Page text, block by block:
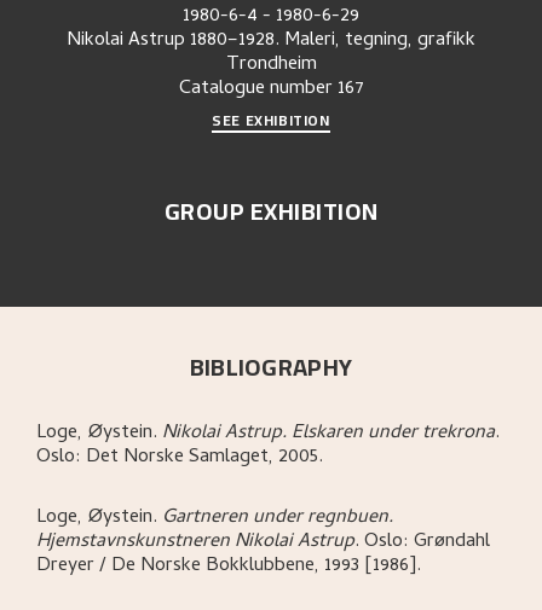
1980-6-4- 1980-6-29
Nikolai Astrup 1880–1928. Maleri, tegning, grafikk
Trondheim
Catalogue number 167
SEE EXHIBITION
GROUP EXHIBITION
BIBLIOGRAPHY
Loge, Øystein. Nikolai Astrup. Elskaren under trekrona.
Oslo: Det Norske Samlaget, 2005.
Loge, Øystein. Gartneren under regnbuen.
Hjemstavnskunstneren Nikolai Astrup.Oslo: Grøndahl
Dreyer / De Norske Bokklubbene, 1993 [1986].